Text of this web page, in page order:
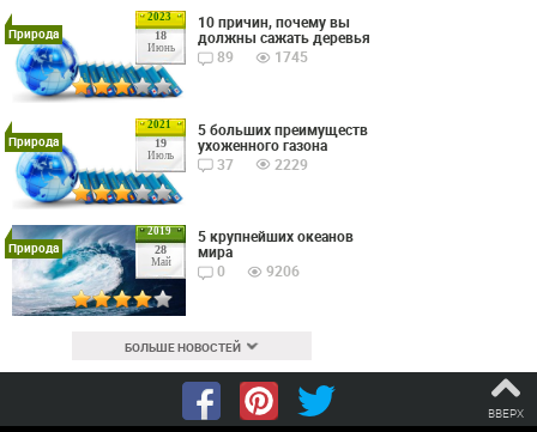
2023
18
Июнь
Природа
10 причин, почему вы
должны сажать деревья
89
1745
2021
19
Июль
Природа
5 больших преимуществ
ухоженного газона
37
2229
2019
28
Май
Природа
5 крупнейших океанов
мира
0
9206
БОЛЬШЕ НОВОСТЕЙ
ВВЕРХ